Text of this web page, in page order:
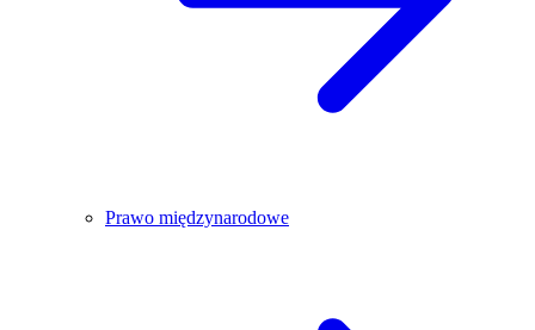
Prawo międzynarodowe